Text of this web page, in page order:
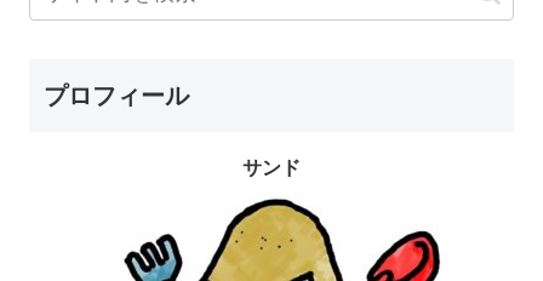
プロフィール
サンド